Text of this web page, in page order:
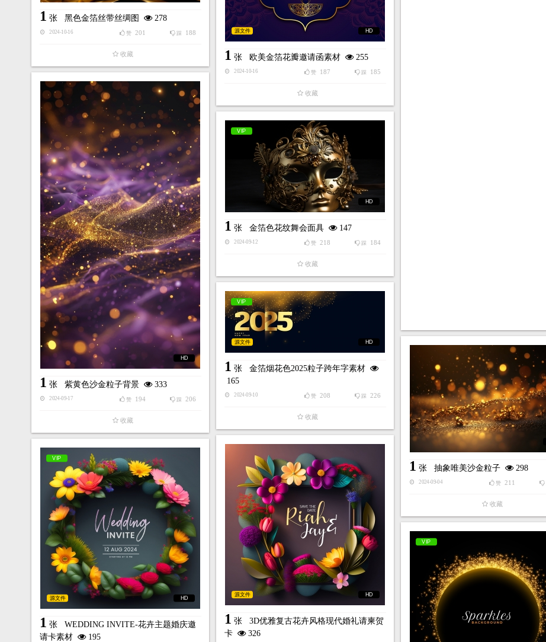
1 张 黑色金箔丝带丝绸图 278
2024-10-16 踩 188
赞 201
收藏
HD
源文件
1 张 欧美金箔花瓣邀请函素材 255
2024-10-16 踩 185
赞 187
收藏
HD
1 张 紫黄色沙金粒子背景 333
2024-09-17 踩 206
赞 194
收藏
VIP
HD
1 张 金箔色花纹舞会面具 147
2024-09-12 踩 184
赞 218
收藏
VIP
HD
源文件
1 张 金箔烟花色2025粒子跨年字素材
165
2024-09-10 踩 226
赞 208
收藏
1 张 抽象唯美沙金粒子 298
2024-09-04 赞 211
收藏
HD
源文件
1 张 3D优雅复古花卉风格现代婚礼请柬贺
卡
326
VIP
HD
源文件
1 张 WEDDING INVITE-花卉主题婚庆邀
请卡素材
195
VIP